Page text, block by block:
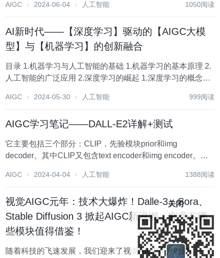
时开启8折优惠，更多超值套餐可以查看文末哦～ 聚力AI国
AIGC 2024-06-04 人工智能 1050阅读
AI新时代——【深度学习】驱动的【AIGC大模
型】与【机器学习】的创新融合
目录 1.机器学习与人工智能的基础 1.机器学习的基本原理 2.
人工智能的广泛应用 2.深度学习的崛起 1.深度学习的概念和
3.AIGC大模型的创新 1.AIGC的概念和应用...
AIGC 2024-05-30 人工智能 999阅读
AIGC学习笔记——DALL-E2详解+测试
它主要包括三个部分：CLIP，先验模块prior和img
decoder。其中CLIP又包含text encoder和img encoder。
机制,之前发过CLIP博客） 论文地址：https...
AIGC 2024-04-04 人工智能 1388阅读
视觉AIGC元年：技术大爆炸！Dalle-3、Sora、
Stable Diffusion 3 掀起AIGC新浪潮，究竟有哪
些模块值得借鉴！
随着科技的飞速发展，我们迎来了视觉AIGC高光时刻，一个
关闭